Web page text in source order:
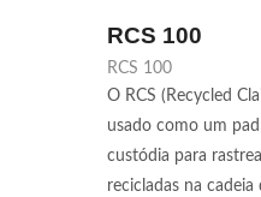
RCS 100
RCS 100
O RCS (Recycled
usado como um
custódia para
recicladas na